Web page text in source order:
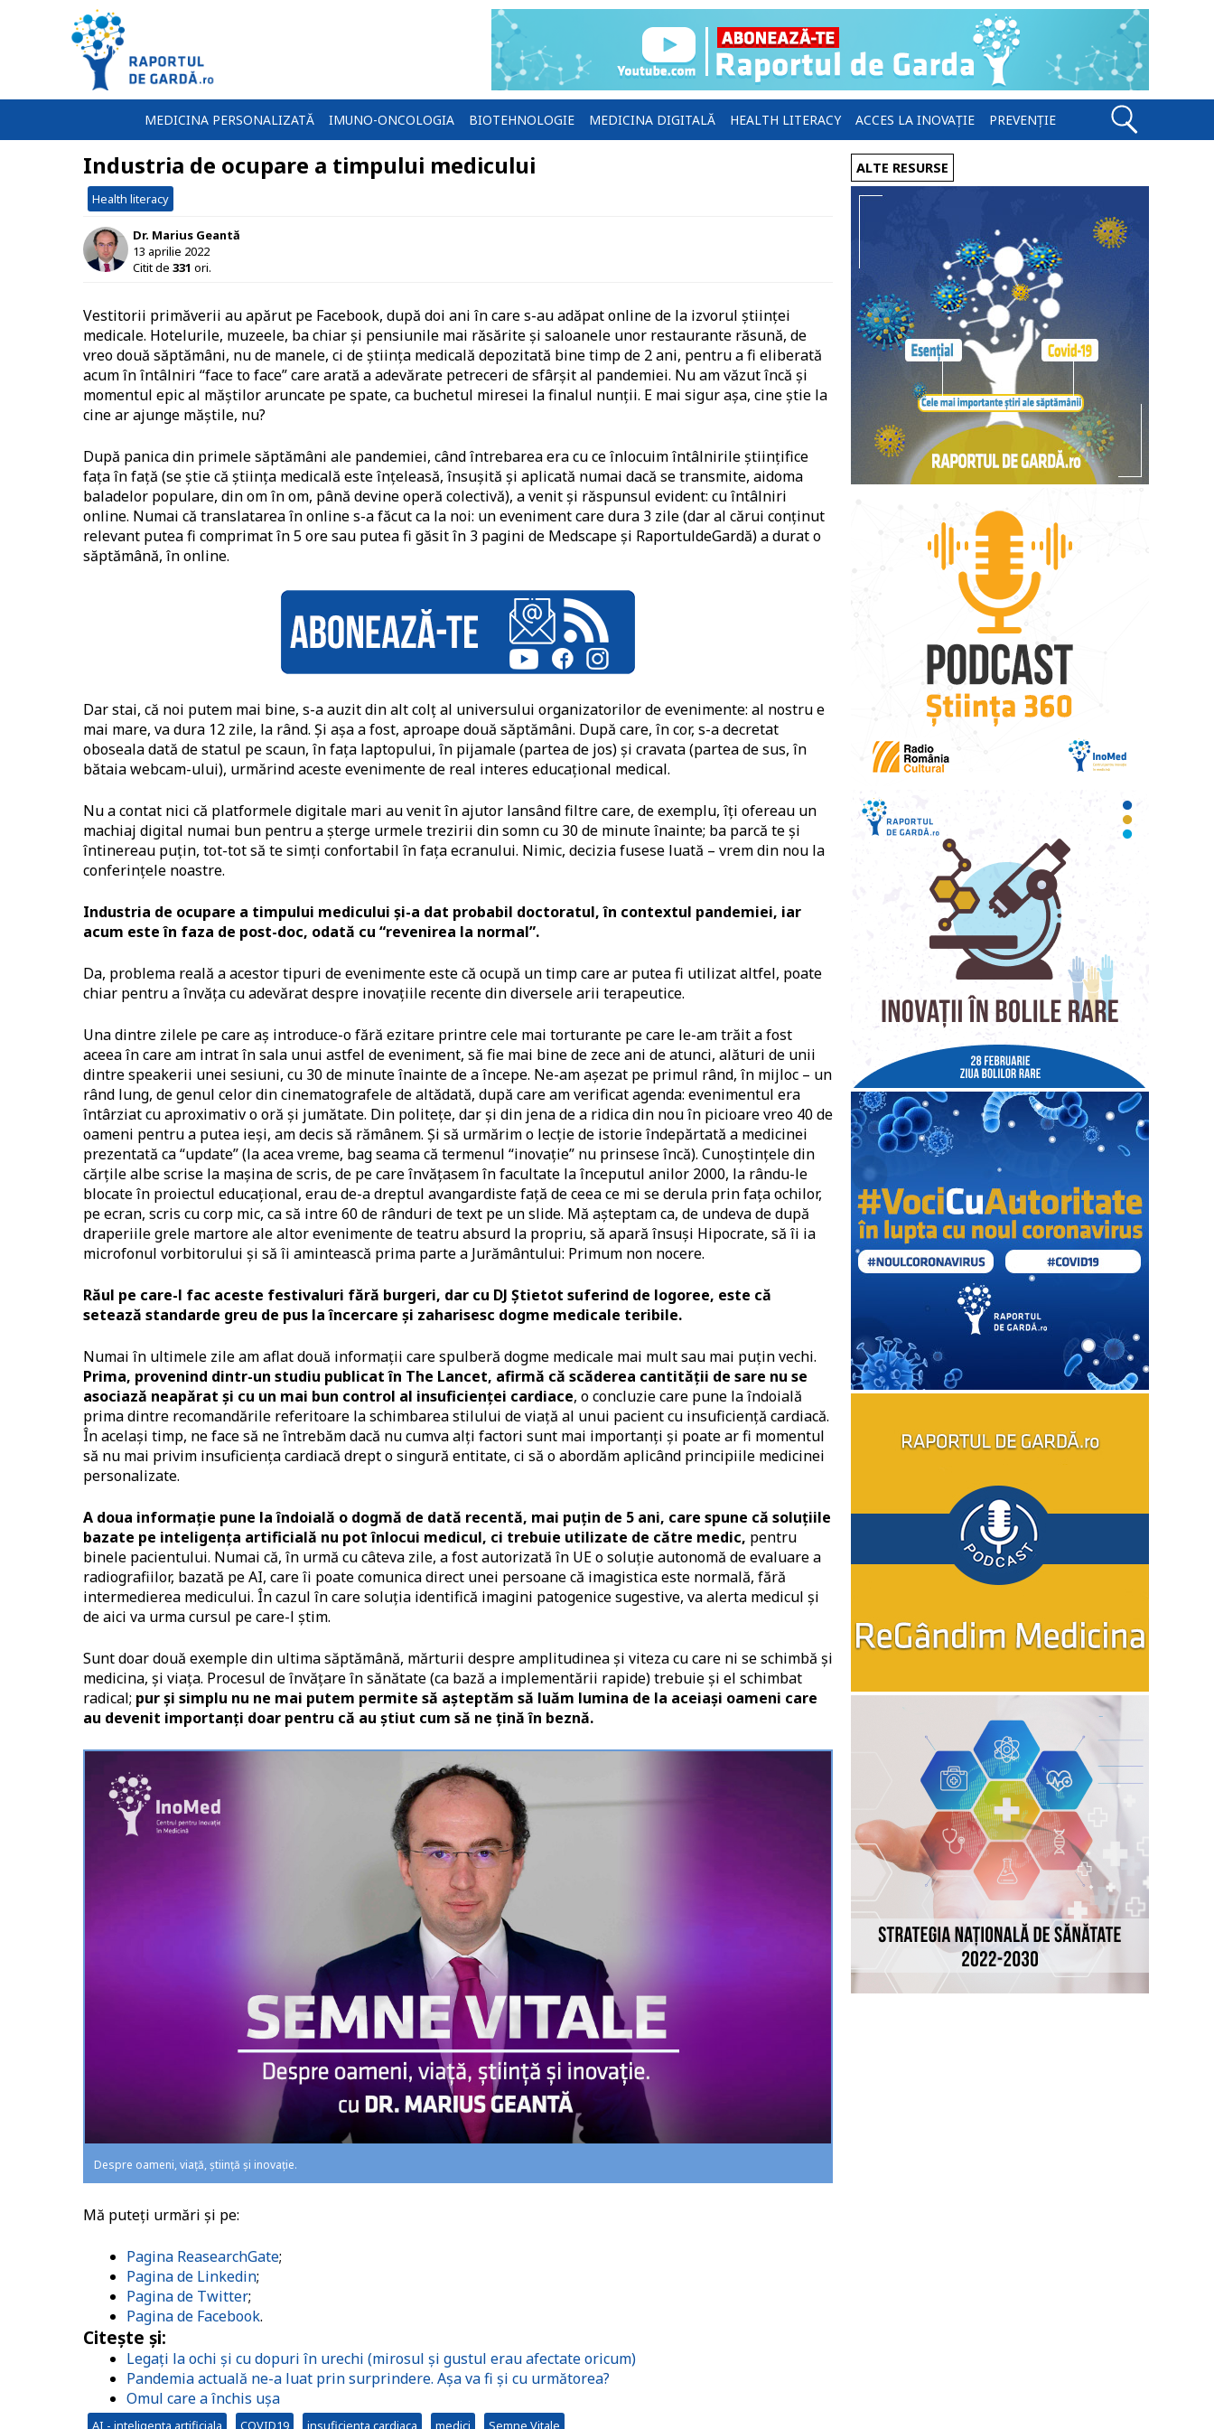
MEDICINA PERSONALIZATĂ IMUNO-ONCOLOGIA BIOTEHNOLOGIE MEDICINA DIGITALĂ HEALTH LITERACY ACCES LA INOVAȚIE PREVENȚIE
Industria de ocupare a timpului medicului
Health literacy
Dr. Marius Geantă
13 aprilie 2022
Citit de 331 ori.
Vestitorii primăverii au apărut pe Facebook, după doi ani în care s-au adăpat online de la izvorul științei
medicale. Hotelurile, muzeele, ba chiar și pensiunile mai răsărite și saloanele unor restaurante răsună, de
vreo două săptămâni, nu de manele, ci de știința medicală depozitată bine timp de 2 ani, pentru a fi eliberată
acum în întâlniri “face to face” care arată a adevărate petreceri de sfârșit al pandemiei. Nu am văzut încă și
momentul epic al măștilor aruncate pe spate, ca buchetul miresei la finalul nunții. E mai sigur așa, cine știe la
cine ar ajunge măștile, nu?
După panica din primele săptămâni ale pandemiei, când întrebarea era cu ce înlocuim întâlnirile științifice
fața în față (se știe că știința medicală este înțeleasă, însușită și aplicată numai dacă se transmite, aidoma
baladelor populare, din om în om, până devine operă colectivă), a venit și răspunsul evident: cu întâlniri
online. Numai că translatarea în online s-a făcut ca la noi: un eveniment care dura 3 zile (dar al cărui conținut
relevant putea fi comprimat în 5 ore sau putea fi găsit în 3 pagini de Medscape și RaportuldeGardă) a durat o
săptămână, în online.
Dar stai, că noi putem mai bine, s-a auzit din alt colț al universului organizatorilor de evenimente: al nostru e
mai mare, va dura 12 zile, la rând. Și așa a fost, aproape două săptămâni. După care, în cor, s-a decretat
oboseala dată de statul pe scaun, în fața laptopului, în pijamale (partea de jos) și cravata (partea de sus, în
bătaia webcam-ului), urmărind aceste evenimente de real interes educațional medical.
Nu a contat nici că platformele digitale mari au venit în ajutor lansând filtre care, de exemplu, îți ofereau un
machiaj digital numai bun pentru a șterge urmele trezirii din somn cu 30 de minute înainte; ba parcă te și
întinereau puțin, tot-tot să te simți confortabil în fața ecranului. Nimic, decizia fusese luată – vrem din nou la
conferințele noastre.
Industria de ocupare a timpului medicului și-a dat probabil doctoratul, în contextul pandemiei, iar
acum este în faza de post-doc, odată cu “revenirea la normal”.
Da, problema reală a acestor tipuri de evenimente este că ocupă un timp care ar putea fi utilizat altfel, poate
chiar pentru a învăța cu adevărat despre inovațiile recente din diversele arii terapeutice.
Una dintre zilele pe care aș introduce-o fără ezitare printre cele mai torturante pe care le-am trăit a fost
aceea în care am intrat în sala unui astfel de eveniment, să fie mai bine de zece ani de atunci, alături de unii
dintre speakerii unei sesiuni, cu 30 de minute înainte de a începe. Ne-am așezat pe primul rând, în mijloc – un
rând lung, de genul celor din cinematografele de altădată, după care am verificat agenda: evenimentul era
întârziat cu aproximativ o oră și jumătate. Din politețe, dar și din jena de a ridica din nou în picioare vreo 40 de
oameni pentru a putea ieși, am decis să rămânem. Și să urmărim o lecție de istorie îndepărtată a medicinei
prezentată ca “update” (la acea vreme, bag seama că termenul “inovație” nu prinsese încă). Cunoștințele din
cărțile albe scrise la mașina de scris, de pe care învățasem în facultate la începutul anilor 2000, la rându-le
blocate în proiectul educațional, erau de-a dreptul avangardiste față de ceea ce mi se derula prin fața ochilor,
pe ecran, scris cu corp mic, ca să intre 60 de rânduri de text pe un slide. Mă așteptam ca, de undeva de după
draperiile grele martore ale altor evenimente de teatru absurd la propriu, să apară însuși Hipocrate, să îi ia
microfonul vorbitorului și să îi amintească prima parte a Jurământului: Primum non nocere.
Răul pe care-l fac aceste festivaluri fără burgeri, dar cu DJ Știetot suferind de logoree, este că
setează standarde greu de pus la încercare și zaharisesc dogme medicale teribile.
Numai în ultimele zile am aflat două informații care spulberă dogme medicale mai mult sau mai puțin vechi.
Prima, provenind dintr-un studiu publicat în The Lancet, afirmă că scăderea cantității de sare nu se
asociază neapărat și cu un mai bun control al insuficienței cardiace, o concluzie care pune la îndoială
prima dintre recomandările referitoare la schimbarea stilului de viață al unui pacient cu insuficiență cardiacă.
În același timp, ne face să ne întrebăm dacă nu cumva alți factori sunt mai importanți și poate ar fi momentul
să nu mai privim insuficiența cardiacă drept o singură entitate, ci să o abordăm aplicând principiile medicinei
personalizate.
A doua informație pune la îndoială o dogmă de dată recentă, mai puțin de 5 ani, care spune că soluțiile
bazate pe inteligența artificială nu pot înlocui medicul, ci trebuie utilizate de către medic, pentru
binele pacientului. Numai că, în urmă cu câteva zile, a fost autorizată în UE o soluție autonomă de evaluare a
radiografiilor, bazată pe AI, care îi poate comunica direct unei persoane că imagistica este normală, fără
intermedierea medicului. În cazul în care soluția identifică imagini patogenice sugestive, va alerta medicul și
de aici va urma cursul pe care-l știm.
Sunt doar două exemple din ultima săptămână, mărturii despre amplitudinea și viteza cu care ni se schimbă și
medicina, și viața. Procesul de învățare în sănătate (ca bază a implementării rapide) trebuie și el schimbat
radical; pur și simplu nu ne mai putem permite să așteptăm să luăm lumina de la aceiași oameni care
au devenit importanți doar pentru că au știut cum să ne țină în beznă.
Despre oameni, viață, știință și inovație.
Mă puteți urmări și pe:
Pagina ReasearchGate;
Pagina de Linkedin;
Pagina de Twitter;
Pagina de Facebook.
Citește și:
Legați la ochi și cu dopuri în urechi (mirosul și gustul erau afectate oricum)
Pandemia actuală ne-a luat prin surprindere. Așa va fi și cu următorea?
Omul care a închis ușa
AI - inteligenta artificiala COVID19 insuficienta cardiaca medici Semne Vitale
ALTE RESURSE